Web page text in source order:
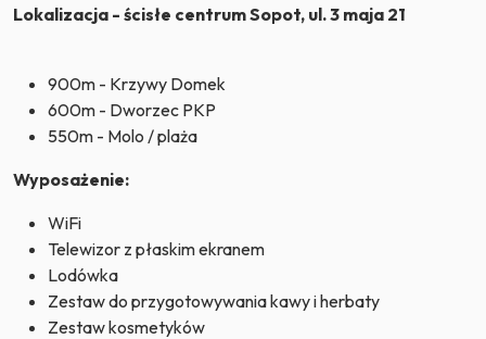
Lokalizacja - ścisłe centrum Sopot, ul. 3 maja 21
900m - Krzywy Domek
600m - Dworzec PKP
550m - Molo / plaża
Wyposażenie:
WiFi
Telewizor z płaskim ekranem
Lodówka
Zestaw do przygotowywania kawy i herbaty
Zestaw kosmetyków